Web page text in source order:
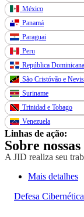
México
Panamá
Paraguai
Peru
República Dominicana
São Cristóvão e Nevis
Suriname
Trinidad e Tobago
Venezuela
Linhas de ação:
Sobre
A JID realiza seu
Mais detalhes
Defesa Cibernética